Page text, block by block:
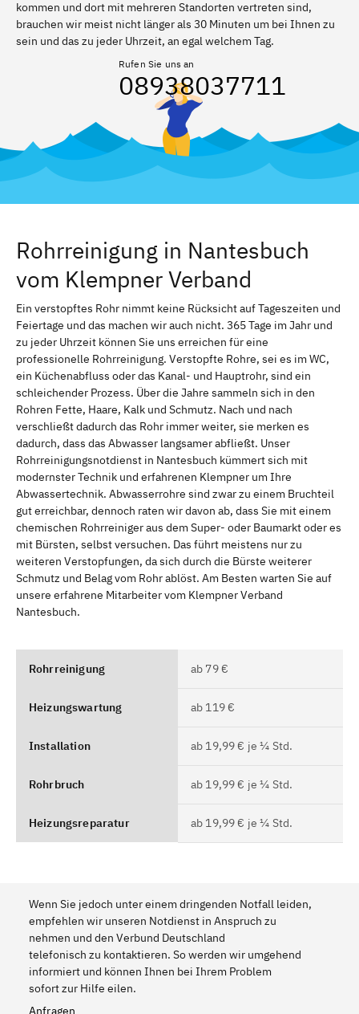
kommen und dort mit mehreren Standorten vertreten sind,
brauchen wir meist nicht länger als 30 Minuten um bei Ihnen zu
sein und das zu jeder Uhrzeit, an egal welchem Tag.
Rufen Sie uns an
08938037711
Rohrreinigung in Nantesbuch
vom Klempner Verband
Ein verstopftes Rohr nimmt keine Rücksicht auf Tageszeiten und
Feiertage und das machen wir auch nicht. 365 Tage im Jahr und
zu jeder Uhrzeit können Sie uns erreichen für eine
professionelle Rohrreinigung. Verstopfte Rohre, sei es im WC,
ein Küchenabfluss oder das Kanal- und Hauptrohr, sind ein
schleichender Prozess. Über die Jahre sammeln sich in den
Rohren Fette, Haare, Kalk und Schmutz. Nach und nach
verschließt dadurch das Rohr immer weiter, sie merken es
dadurch, dass das Abwasser langsamer abfließt. Unser
Rohrreinigungsnotdienst in Nantesbuch kümmert sich mit
modernster Technik und erfahrenen Klempner um Ihre
Abwassertechnik. Abwasserrohre sind zwar zu einem Bruchteil
gut erreichbar, dennoch raten wir davon ab, dass Sie mit einem
chemischen Rohrreiniger aus dem Super- oder Baumarkt oder es
mit Bürsten, selbst versuchen. Das führt meistens nur zu
weiteren Verstopfungen, da sich durch die Bürste weiterer
Schmutz und Belag vom Rohr ablöst. Am Besten warten Sie auf
unsere erfahrene Mitarbeiter vom Klempner Verband
Nantesbuch.
Rohrreinigung ab 79 €
Heizungswartung ab 119 €
Installation ab 19,99 € je ¼ Std.
Rohrbruch ab 19,99 € je ¼ Std.
Heizungsreparatur ab 19,99 € je ¼ Std.
Wenn Sie jedoch unter einem dringenden Notfall leiden,
empfehlen wir unseren Notdienst in Anspruch zu
nehmen und den Verbund Deutschland
telefonisch zu kontaktieren. So werden wir umgehend
informiert und können Ihnen bei Ihrem Problem
sofort zur Hilfe eilen.
Anfragen